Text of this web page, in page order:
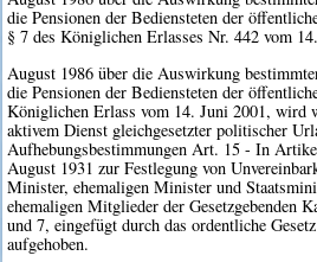
die Pensionen der Bediensteten der
§ 7 des Königlichen Erlasses Nr. 442 vom 14.
August 1986 über die Auswirkung
die Pensionen der Bediensteten der
Königlichen Erlass vom 14. Juni 2001, wird
aktivem Dienst gleichgesetzter politischer
Aufhebungsbestimmungen Art. 15 - In
August 1931 zur Festlegung von
Minister, ehemaligen Minister und
ehemaligen Mitglieder der Gesetzgebenden
und 7, eingefügt durch das ordentliche
aufgehoben.